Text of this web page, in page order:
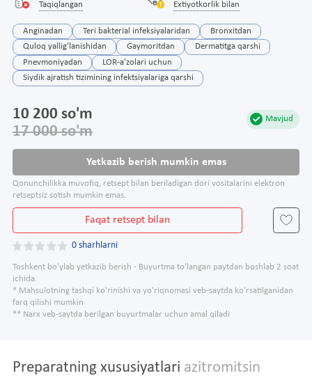
Taqiqlangan
Extiyotkorlik bilan
Anginadan Teri bakterial infeksiyalaridan
Bronxitdan
Quloq yallig'lanishidan
Gaymoritdan
Dermatitga qarshi
Pnevmoniyadan
LOR-a'zolari uchun
Siydik ajratish tizimining infektsiyalariga qarshi
Mavjud
10 200 so'm
17 000 so'm
Yetkazib berish mumkin emas
Qonunchilikka muvofiq, retsept bilan beriladigan dori vositalarini elektron
retseptsiz sotish mumkin emas.
Faqat retsept bilan
0 sharhlarni
Toshkent bo'ylab yetkazib berish - Buyurtma to'langan paytdan boshlab 2 soat
ichida.
* Mahsulotning tashqi ko'rinishi va yo'riqnomasi veb-saytda ko'rsatilganidan
farq qilishi mumkin
** Narx veb-saytda berilgan buyurtmalar uchun amal qiladi
Preparatning xususiyatlari azitromitsin